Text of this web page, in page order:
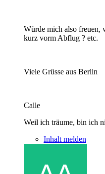
Würde mich also freuen,
kurz vorm Abflug ? etc.
Viele Grüsse aus Berlin
Calle
Weil ich träume, bin ich
Inhalt melden